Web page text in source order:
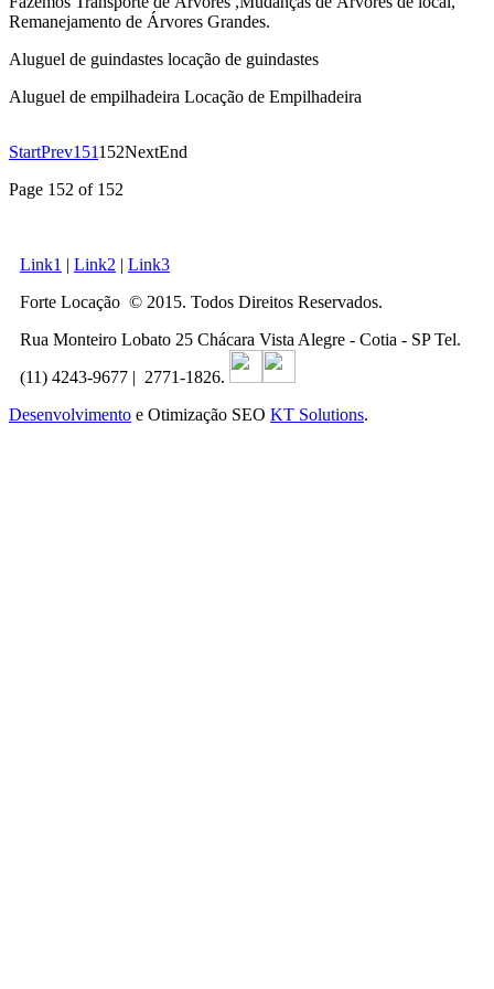
Remanejamento de Árvores Grandes.
Aluguel de guindastes locação de guindastes
Aluguel de empilhadeira Locação de Empilhadeira
StartPrev151152NextEnd
Page 152 of 152
Link1 Link2
Link3
Forte Locação © 2015. Todos Direitos Reservados.
Rua Monteiro Lobato 25 Chácara Vista Alegre - Cotia - SP Tel.
(11) 4243-9677 | 2771-1826.
Desenvolvimento e Otimização SEO KT Solutions.